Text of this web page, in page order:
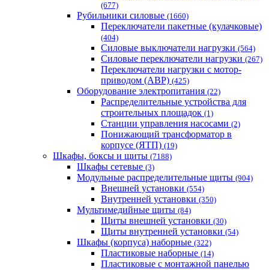
(677)
Рубильники силовые (1660)
Переключатели пакетные (кулачковые)
(404)
Силовые выключатели нагрузки (564)
Cиловые переключатели нагрузки (267)
Переключатели нагрузки с мотор-
приводом (АВР) (425)
Оборудование электропитания (22)
Распределительные устройства для
строительных площадок (1)
Станции управления насосами (2)
Понижающий трансформатор в
корпусе (ЯТП) (19)
Шкафы, боксы и щиты (7188)
Шкафы сетевые (3)
Модульные распределительные щиты (904)
Внешней установки (554)
Внутренней установки (350)
Мультимедийные щиты (84)
Щиты внешней установки (30)
Щиты внутренней установки (54)
Шкафы (корпуса) наборные (322)
Пластиковые наборные (14)
Пластиковые с монтажной панелью